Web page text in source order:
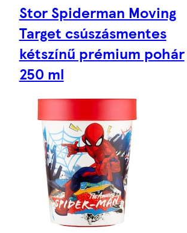
Stor Spiderman Moving
Target csúszásmentes
kétszínű prémium pohár
250 ml